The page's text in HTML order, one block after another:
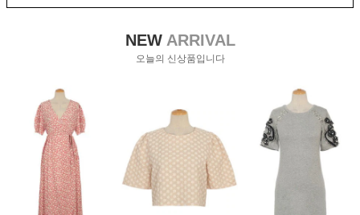
NEWARRIVAL
오늘의 신상품입니다